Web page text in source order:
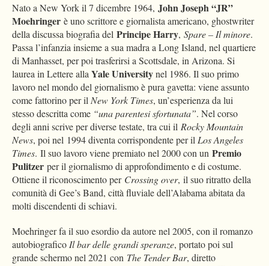
Nato a New York il 7 dicembre 1964, John Joseph “JR”
Moehringer è uno scrittore e giornalista americano, ghostwriter
della discussa biografia del Principe Harry, Spare – Il minore.
Passa l’infanzia insieme a sua madra a Long Island, nel quartiere
di Manhasset, per poi trasferirsi a Scottsdale, in Arizona. Si
laurea in Lettere allaYale Universitynel 1986. Il suo primo
lavoro nel mondo del giornalismo è pura gavetta: viene assunto
come fattorino per ilNew York Times, un’esperienza da lui
stesso descritta come “una parentesi sfortunata”. Nel corso
degli anni scrive per diverse testate, tra cui il Rocky Mountain
News, poi nel 1994 diventa corrispondente per ilLos Angeles
Times. Il suo lavoro viene premiato nel 2000 con un Premio
Pulitzer per il giornalismo di approfondimento e di costume.
Ottiene il riconoscimento per Crossing over, il suo ritratto della
comunità di Gee’s Band, città fluviale dell’Alabama abitata da
molti discendenti di schiavi.
Moehringer fa il suo esordio da autore nel 2005, con il romanzo
autobiograficoIl bar delle grandi speranze, portato poi sul
grande schermo nel 2021 con The Tender Bar, diretto